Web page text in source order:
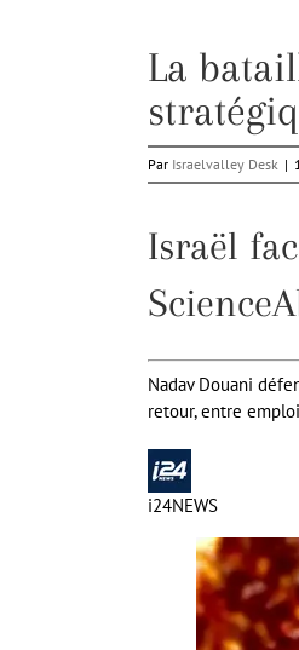
La
Par Israelvalley Desk |
Israël
Nadav Douani
retour, entre
i24NEWS